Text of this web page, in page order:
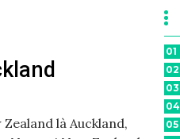
là Auckland,
01
02
03
04
05